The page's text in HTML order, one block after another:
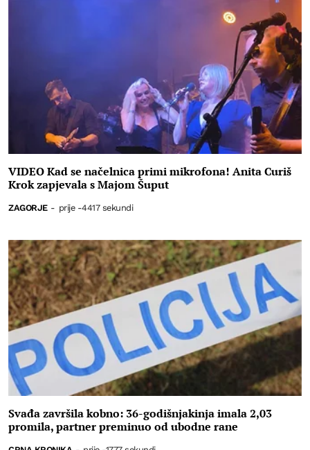
VIDEO Kad se načelnica primi mikrofona! Anita Curiš
Krok zapjevala s Majom Šuput
ZAGORJE - prije -4417 sekundi
Svađa završila kobno: 36-godišnjakinja imala 2,03
promila, partner preminuo od ubodne rane